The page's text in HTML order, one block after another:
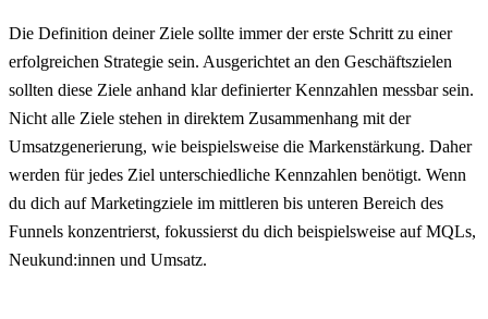
Die Definition deiner Ziele sollte immer der erste Schritt zu einer
erfolgreichen Strategie sein. Ausgerichtet an den Geschäftszielen
sollten diese Ziele anhand klar definierter Kennzahlen messbar sein.
Nicht alle Ziele stehen in direktem Zusammenhang mit der
Umsatzgenerierung, wie beispielsweise die Markenstärkung. Daher
werden für jedes Ziel unterschiedliche Kennzahlen benötigt. Wenn
du dich auf Marketingziele im mittleren bis unteren Bereich des
Funnels konzentrierst, fokussierst du dich beispielsweise auf MQLs,
Neukund:innen und Umsatz.